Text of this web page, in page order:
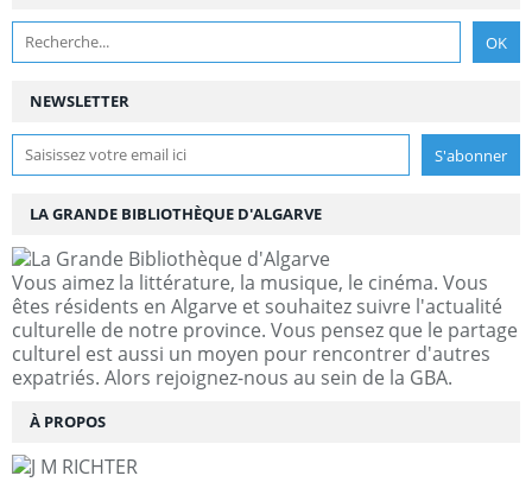
NEWSLETTER
LA GRANDE BIBLIOTHÈQUE D'ALGARVE
Vous aimez la littérature, la musique, le cinéma. Vous
êtes résidents en Algarve et souhaitez suivre l'actualité
culturelle de notre province. Vous pensez que le partage
culturel est aussi un moyen pour rencontrer d'autres
expatriés. Alors rejoignez-nous au sein de la GBA.
À PROPOS